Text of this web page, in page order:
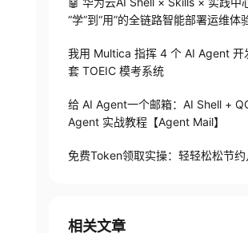
“学”到“用”的全链路智能部署运维体
我用 Multica 指挥 4 个 AI Agent 开
套 TOEIC 模考系统
给 AI Agent一个邮箱：AI Shell +
Agent 实战教程【Agent Mail】
免费Token领取实操：轻轻松松节
相关文章